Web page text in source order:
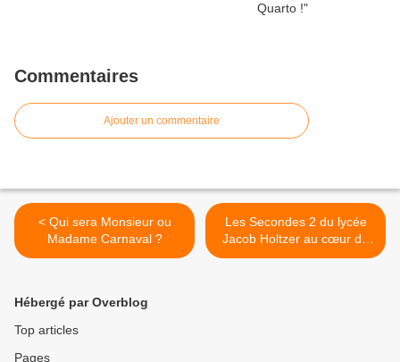
Commentaires
Ajouter un commentaire
< Qui sera Monsieur ou
Madame Carnaval ?
Les Secondes 2 du lycée
Jacob Holtzer au cœur de
l'action solidaire >
Hébergé par Overblog
Top articles
Pages